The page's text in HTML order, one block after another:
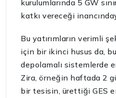
kurulumlarında 5 GW
katkı vereceği
Bu yatırımların verimli
için bir ikinci husus da, bu
depolamalı sistemlerde
Zira, örneğin haftada 2
bir tesisin, ürettiği GES